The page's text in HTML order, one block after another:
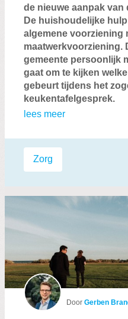
de nieuwe aanpak
De huishoudelijke
algemene voorziening
maatwerkvoorziening.
gemeente persoonlijk
gaat om te kijken
gebeurt tijdens het
keukentafelgesprek.
lees meer
Labels:
Zorg
Door Gerben